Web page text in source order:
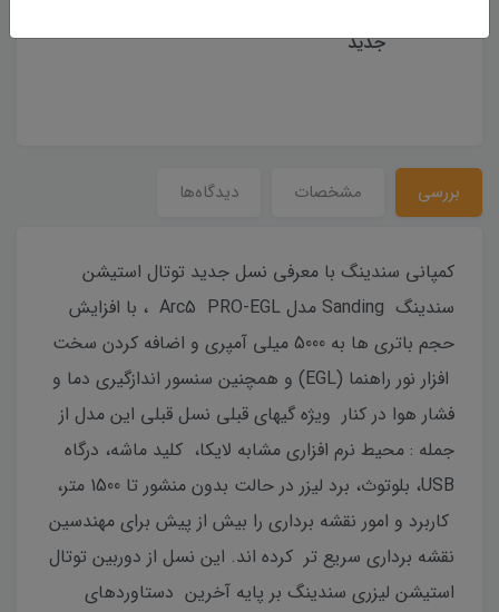
جدید
بررسی مشخصات دیدگاه‌ها
کمپانی سندینگ با معرفی نسل جدید توتال استیشن
سندینگ Sanding مدل Arc5 PRO-EGL ، با افزایش
حجم باتری ها به 5000 میلی آمپری و اضافه کردن سخت
افزار نور راهنما (EGL) و همچنین سنسور اندازگیری دما و
فشار هوا در کنار ویژه گیهای قبلی نسل قبلی این مدل از
جمله : محیط نرم افزاری مشابه لایکا، کلید ماشه، درگاه
USB، بلوتوث، برد لیزر در حالت بدون منشور تا 1500 متر،
کاربرد و امور نقشه برداری را بیش از پیش برای مهندسین
نقشه برداری سریع تر کرده اند. این نسل از دوربین توتال
استیشن لیزری سندینگ بر پایه آخرین دستاوردهای